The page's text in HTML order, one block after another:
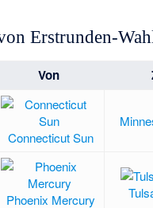
Erstrunden-
Von
Connecticut Sun
Phoenix Mercury